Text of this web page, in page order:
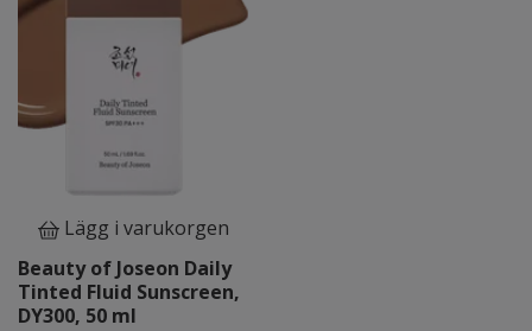
Lägg i varukorgen
Beauty of Joseon Daily
Tinted Fluid Sunscreen,
DY300, 50 ml